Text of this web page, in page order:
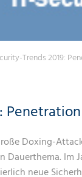
WLAN-
Trends 2019:
Doxing-
Im
neue